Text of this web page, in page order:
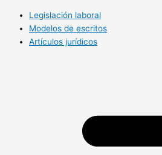
Legislación laboral
Modelos de escritos
Artículos jurídicos